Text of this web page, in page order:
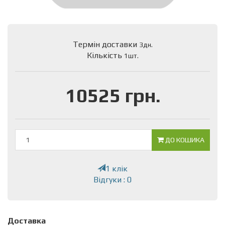
Термін доставки 3дн.
Кількість 1шт.
10525 грн.
ДО КОШИКА
1 клік
Відгуки : 0
Доставка